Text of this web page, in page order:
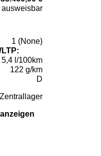
ausweisbar
1 (None)
5,4 l/100km
122 g/km
D
Zentrallager